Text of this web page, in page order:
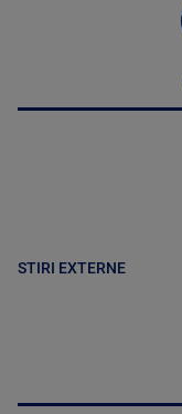
STIRI EXTERNE